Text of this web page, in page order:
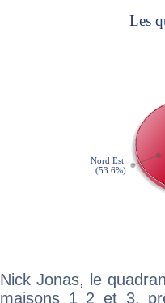
Nick Jonas, le
maisons 1 2 et 3,